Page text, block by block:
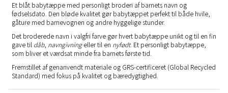
Et blåt babytæppe med personligt broderi af barnets navn og
fødselsdato. Den bløde kvalitet gør babytæppet perfekt til både hvile,
gåture med barnevognen og andre hyggelige stunder.
Det broderede navn i valgfri farve gør hvert babytæppe unikt og til en fin
gave til dåb, navngivningeller til en nyfødt. Et personligt babytæppe,
som bliver et værdsat minde fra barnets første tid.
Fremstillet af genanvendt materiale og GRS-certificeret (Global Recycled
Standard) med fokus på kvalitet og bæredygtighed.